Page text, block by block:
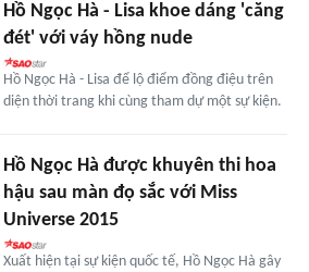
Hồ Ngọc Hà - Lisa khoe dáng 'căng
đét' với váy hồng nude
Hồ Ngọc Hà - Lisa để lộ điểm đồng điệu trên
diện thời trang khi cùng tham dự một sự kiện.
Hồ Ngọc Hà được khuyên thi hoa
hậu sau màn đọ sắc với Miss
Universe 2015
Xuất hiện tại sự kiện quốc tế, Hồ Ngọc Hà gây